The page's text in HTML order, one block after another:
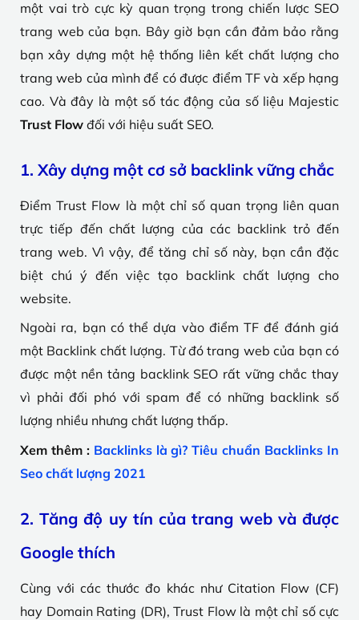
một vai trò cực kỳ quan trọng trong chiến lược SEO
trang web của bạn. Bây giờ bạn cần đảm bảo rằng
bạn xây dựng một hệ thống liên kết chất lượng cho
trang web của mình để có được điểm TF và xếp hạng
cao. Và đây là một số tác động của số liệu Majestic
Trust Flow đối với hiệu suất SEO.
1. Xây dựng một cơ sở backlink vững chắc
Điểm Trust Flow là một chỉ số quan trọng liên quan
trực tiếp đến chất lượng của các backlink trỏ đến
trang web. Vì vậy, để tăng chỉ số này, bạn cần đặc
biệt chú ý đến việc tạo backlink chất lượng cho
website.
Ngoài ra, bạn có thể dựa vào điểm TF để đánh giá
một Backlink chất lượng. Từ đó trang web của bạn có
được một nền tảng backlink SEO rất vững chắc thay
vì phải đối phó với spam để có những backlink số
lượng nhiều nhưng chất lượng thấp.
Xem thêm : Backlinks là gì? Tiêu chuẩn Backlinks In
Seo chất lượng 2021
2. Tăng độ uy tín của trang web và được
Google thích
Cùng với các thước đo khác như Citation Flow (CF)
hay Domain Rating (DR), Trust Flow là một chỉ số cực